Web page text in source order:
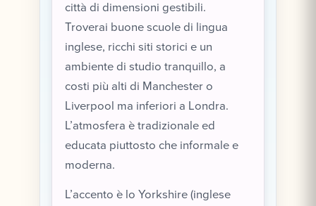
città di dimensioni gestibili.
Troverai buone scuole di lingua
inglese, ricchi siti storici e un
ambiente di studio tranquillo, a
costi più alti di Manchester o
Liverpool ma inferiori a Londra.
L’atmosfera è tradizionale ed
educata piuttosto che informale e
moderna.
L’accento è lo Yorkshire (inglese